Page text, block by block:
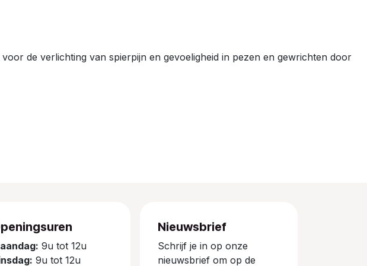
de verlichting van spierpijn en gevoeligheid in pezen en gewrichten door
9u tot 12u
9u tot 12u
Nieuwsbrief
Schrijf je in op onze
nieuwsbrief om op de